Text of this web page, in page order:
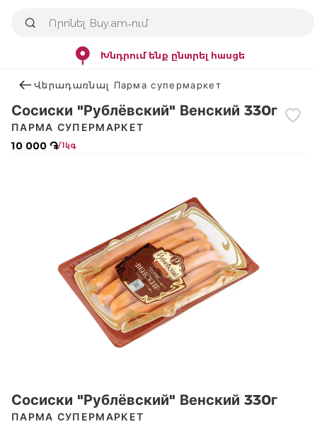
Խնդրում ենք ընտրել հասցե
Վերադառնալ Парма супермаркет
Сосиски "Рублёвский" Венский 330г
10 000 ֏/ 1կգ
ПАРМА СУПЕРМАРКЕТ
Сосиски "Рублёвский" Венский 330г
ПАРМА СУПЕРМАРКЕТ